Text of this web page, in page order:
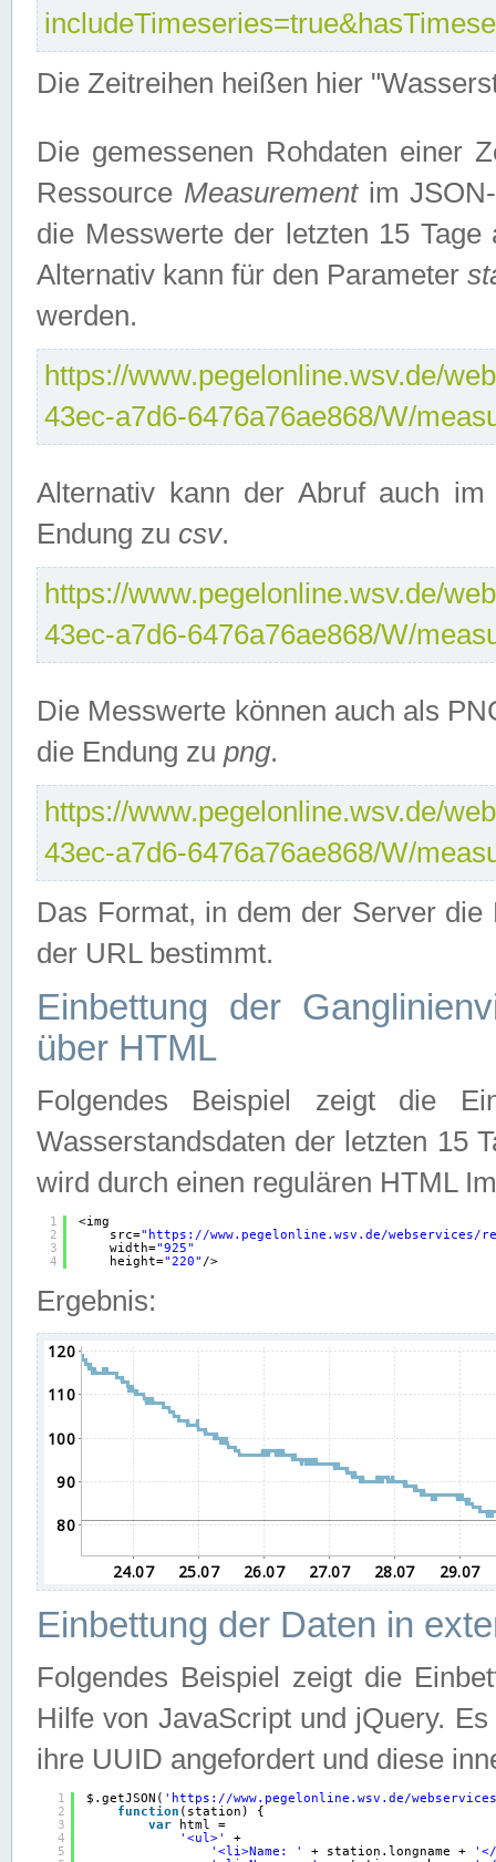
Die Zeitreihen heißen hier
Die gemessenen Rohdaten einer
Ressource Measurementim JSON-
die Messwerte der letzten 15
Alternativ kann für den Parameter
werden.
https://www.pegelonline.wsv.de/
43ec-a7d6-6476a76ae868/W/
Alternativ kann der Abruf auch
Endung zu csv.
https://www.pegelonline.wsv.de/
43ec-a7d6-6476a76ae868/W/
Die Messwerte können auch als
die Endung zu png.
https://www.pegelonline.wsv.de/
43ec-a7d6-6476a76ae868/W/
Das Format, in dem der Server
der URL bestimmt.
Einbettung der
über HTML
Folgendes Beispiel zeigt die
Wasserstandsdaten der letzten 15
wird durch einen regulären HTML
1
2
3
4
<img
src=" https://www.pegelonline.wsv.de/webservices/
width="925"
height="220" />
Ergebnis:
Einbettung der Daten in
Folgendes Beispiel zeigt die
Hilfe von JavaScript und jQuery.
ihre UUID angefordert und diese
1
2
3
4
5
$.getJSON( ' https://www.pegelonline.wsv.de/
function (station) {
var
html =
'<ul>'
+
'<li>Name: '
+ station.longname +